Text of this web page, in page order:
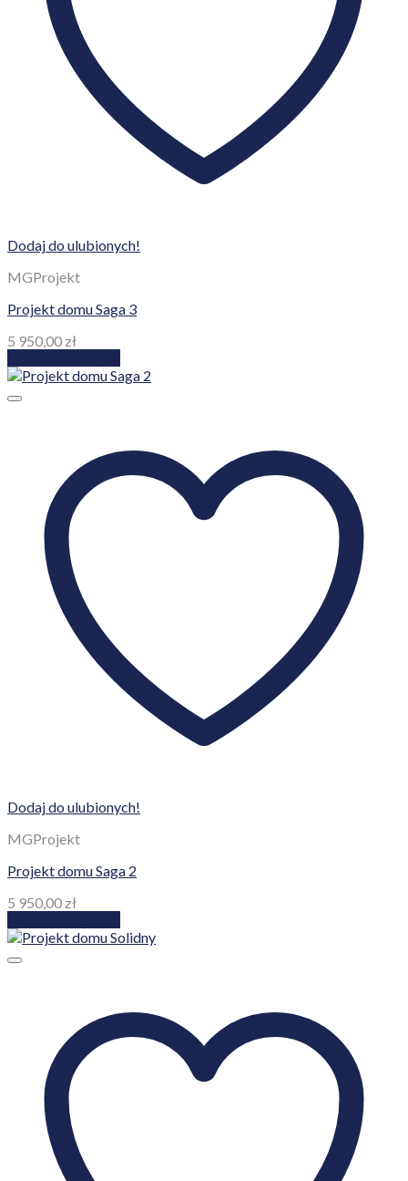
Dodaj do ulubionych!
MGProjekt
Projekt domu Saga 3
5 950,00 zł
Dodaj do ulubionych!
MGProjekt
Projekt domu Saga 2
5 950,00 zł